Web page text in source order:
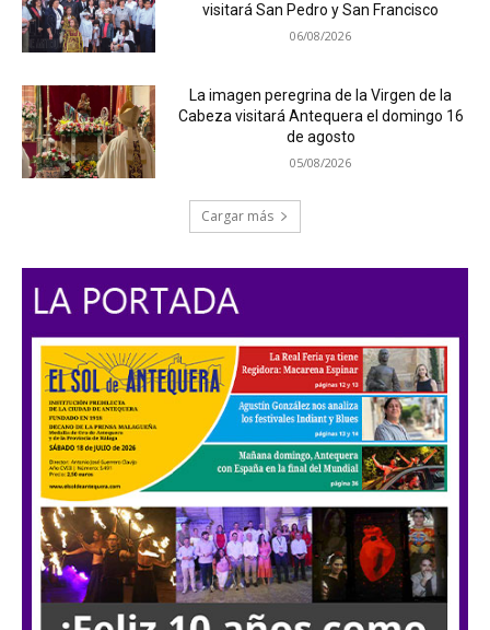
visitará San Pedro y San Francisco
06/08/2026
La imagen peregrina de la Virgen de la
Cabeza visitará Antequera el domingo 16
de agosto
05/08/2026
Cargar más